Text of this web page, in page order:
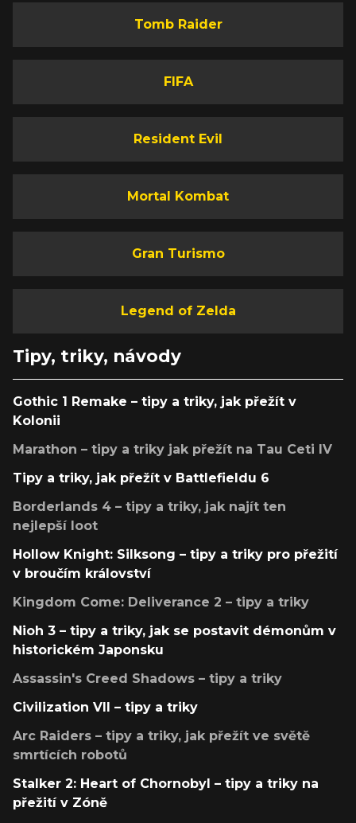
Tomb Raider
FIFA
Resident Evil
Mortal Kombat
Gran Turismo
Legend of Zelda
Tipy, triky, návody
Gothic 1 Remake – tipy a triky, jak přežít v
Kolonii
Marathon – tipy a triky jak přežít na Tau Ceti IV
Tipy a triky, jak přežít v Battlefieldu 6
Borderlands 4 – tipy a triky, jak najít ten
nejlepší loot
Hollow Knight: Silksong – tipy a triky pro přežití
v broučím království
Kingdom Come: Deliverance 2 – tipy a triky
Nioh 3 – tipy a triky, jak se postavit démonům v
historickém Japonsku
Assassin's Creed Shadows – tipy a triky
Civilization VII – tipy a triky
Arc Raiders – tipy a triky, jak přežít ve světě
smrtících robotů
Stalker 2: Heart of Chornobyl – tipy a triky na
přežití v Zóně